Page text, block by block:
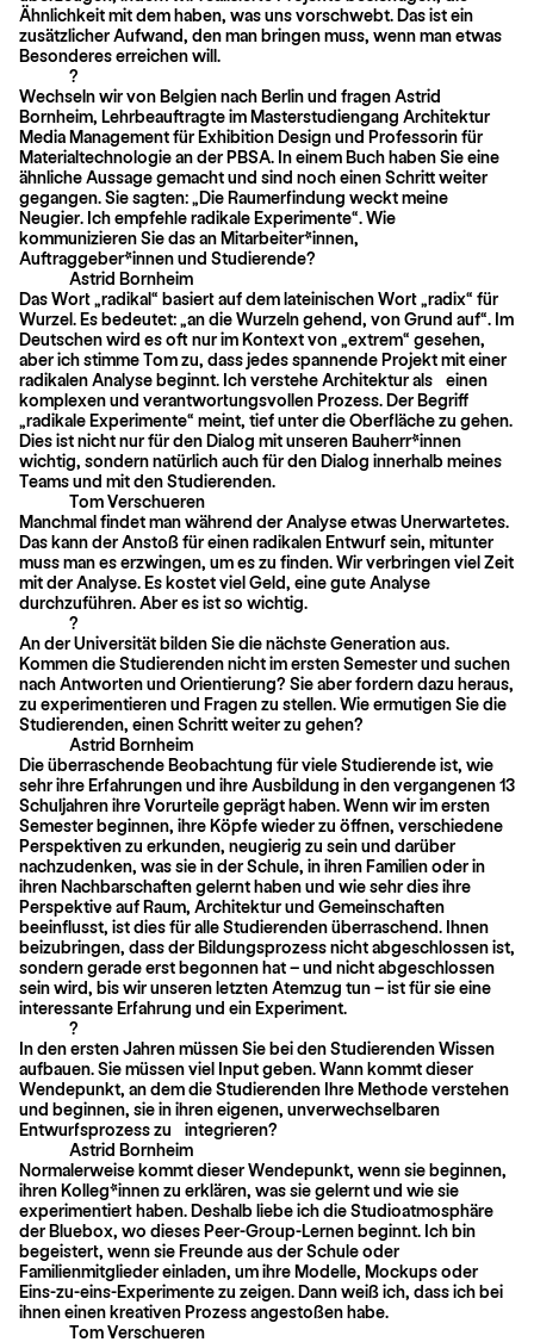
Ähnlichkeit mit dem haben, was uns vorschwebt. Das ist ein
zusätzlicher Aufwand, den man bringen muss, wenn man etwas
Besonderes erreichen will.
?
Wechseln wir von Belgien nach Berlin und fragen Astrid
Bornheim, Lehrbeauftragte im Masterstudiengang Architektur
Media Management für Exhibition Design und Professorin für
Materialtechnologie an der PBSA. In einem Buch haben Sie eine
ähnliche Aussage gemacht und sind noch einen Schritt weiter
gegangen. Sie sagten: „Die Raumerfindung weckt meine
Neugier. Ich empfehle radikale Experimente“. Wie
kommunizieren Sie das an Mitarbeiter*innen,
Auftraggeber*innen und Studierende?
Astrid Bornheim
Das Wort „radikal“ basiert auf dem lateinischen Wort „radix“ für
Wurzel. Es bedeutet: „an die Wurzeln gehend, von Grund auf“. Im
Deutschen wird es oft nur im Kontext von „extrem“ gesehen,
aber ich stimme Tom zu, dass jedes spannende Projekt mit einer
radikalen Analyse beginnt. Ich verstehe Architektur als einen
komplexen und verantwortungsvollen Prozess. Der Begriff
„radikale Experimente“ meint, tief unter die Oberfläche zu gehen.
Dies ist nicht nur für den Dialog mit unseren Bauherr*innen
wichtig, sondern natürlich auch für den Dialog innerhalb meines
Teams und mit den Studierenden.
Tom Verschueren
Manchmal findet man während der Analyse etwas Unerwartetes.
Das kann der Anstoß für einen radikalen Entwurf sein, mitunter
muss man es erzwingen, um es zu finden. Wir verbringen viel Zeit
mit der Analyse. Es kostet viel Geld, eine gute Analyse
durchzuführen. Aber es ist so wichtig.
?
An der Universität bilden Sie die nächste Generation aus.
Kommen die Studierenden nicht im ersten Semester und suchen
nach Antworten und Orientierung? Sie aber fordern dazu heraus,
zu experimentieren und Fragen zu stellen. Wie ermutigen Sie die
Studierenden, einen Schritt weiter zu gehen?
Astrid Bornheim
Die überraschende Beobachtung für viele Studierende ist, wie
sehr ihre Erfahrungen und ihre Ausbildung in den vergangenen 13
Schuljahren ihre Vorurteile geprägt haben. Wenn wir im ersten
Semester beginnen, ihre Köpfe wieder zu öffnen, verschiedene
Perspektiven zu erkunden, neugierig zu sein und darüber
nachzudenken, was sie in der Schule, in ihren Familien oder in
ihren Nachbarschaften gelernt haben und wie sehr dies ihre
Perspektive auf Raum, Architektur und Gemeinschaften
beeinflusst, ist dies für alle Studierenden überraschend. Ihnen
beizubringen, dass der Bildungsprozess nicht abgeschlossen ist,
sondern gerade erst begonnen hat – und nicht abgeschlossen
sein wird, bis wir unseren letzten Atemzug tun – ist für sie eine
interessante Erfahrung und ein Experiment.
?
In den ersten Jahren müssen Sie bei den Studierenden Wissen
aufbauen. Sie müssen viel Input geben. Wann kommt dieser
Wendepunkt, an dem die Studierenden Ihre Methode verstehen
und beginnen, sie in ihren eigenen, unverwechselbaren
Entwurfsprozess zu integrieren?
Astrid Bornheim
Normalerweise kommt dieser Wendepunkt, wenn sie beginnen,
ihren Kolleg*innen zu erklären, was sie gelernt und wie sie
experimentiert haben. Deshalb liebe ich die Studioatmosphäre
der Bluebox, wo dieses Peer-Group-Lernen beginnt. Ich bin
begeistert, wenn sie Freunde aus der Schule oder
Familienmitglieder einladen, um ihre Modelle, Mockups oder
Eins-zu-eins-Experimente zu zeigen. Dann weiß ich, dass ich bei
ihnen einen kreativen Prozess angestoßen habe.
Tom Verschueren